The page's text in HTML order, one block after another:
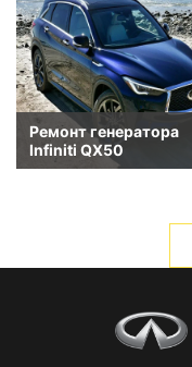
Ремонт генератора
Infiniti QX50